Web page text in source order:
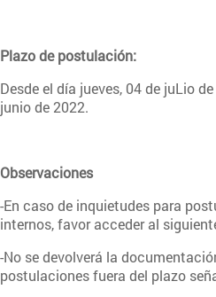
Plazo de postulación:
Desde el día jueves, 04 de juLio
junio de 2022.
Observaciones
-En caso de inquietudes para
internos, favor acceder al
-No se devolverá la
postulaciones fuera del plazo